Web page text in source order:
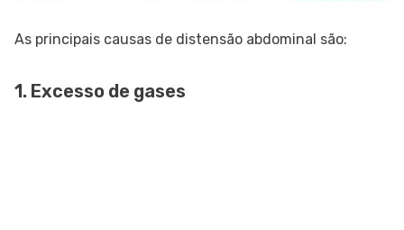
As principais causas de distensão abdominal são:
1. Excesso de gases